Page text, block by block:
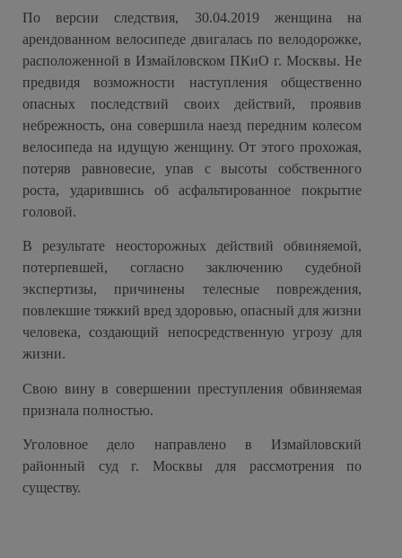
По версии следствия, 30.04.2019 женщина на
арендованном велосипеде двигалась по велодорожке,
расположенной в Измайловском ПКиО г. Москвы. Не
предвидя возможности наступления общественно
опасных последствий своих действий, проявив
небрежность, она совершила наезд передним колесом
велосипеда на идущую женщину. От этого прохожая,
потеряв равновесие, упав с высоты собственного
роста, ударившись об асфальтированное покрытие
головой.
В результате неосторожных действий обвиняемой,
потерпевшей, согласно заключению судебной
экспертизы, причинены телесные повреждения,
повлекшие тяжкий вред здоровью, опасный для жизни
человека, создающий непосредственную угрозу для
жизни.
Свою вину в совершении преступления обвиняемая
признала полностью.
Уголовное дело направлено в Измайловский
районный суд г. Москвы для рассмотрения по
существу.